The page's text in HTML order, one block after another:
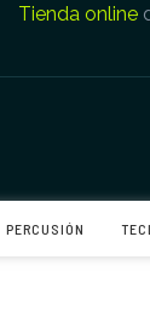
Tienda online
PERCUSIÓN